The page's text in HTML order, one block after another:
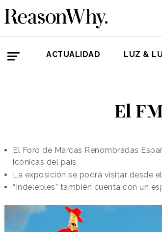
ACTUALIDAD LUZ &
El
El Foro de Marcas Renombradas
icónicas del país
La exposición se podrá visitar desde
“Indelebles” también cuenta con un